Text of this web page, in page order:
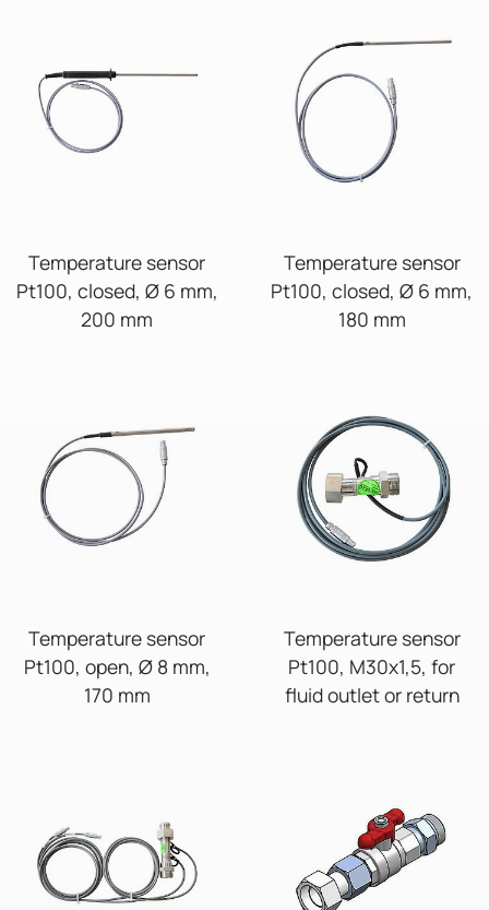
Temperature sensor
Pt100, closed, Ø 6 mm,
200 mm
Temperature sensor
Pt100, closed, Ø 6 mm,
180 mm
Temperature sensor
Pt100, open, Ø 8 mm,
170 mm
Temperature sensor
Pt100, M30x1,5, for
fluid outlet or return